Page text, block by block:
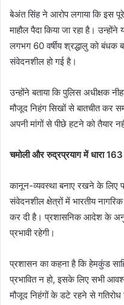
बेअंत सिंह ने आरोप लगाया कि इस
माहौल पैदा किया जा रहा है। उन्होंने
लगभग 60 वर्षीय श्रद्धालु को बंधक
संवेदनशील हो गई है।
उन्होंने बताया कि पुलिस अधीक्षक
मौजूद निहंग सिखों से बातचीत कर
अपनी मांगों से पीछे हटने को तैयार
चमोली और रुद्रप्रयाग में धारा
कानून-व्यवस्था बनाए रखने के लिए
संवेदनशील क्षेत्रों में भारतीय
कर दी है। प्रशासनिक आदेश के
प्रभावी रहेगी।
प्रशासन का कहना है कि हेमकुंड
प्रभावित न हो, इसके लिए सभी
मौजूद निहंगों के डटे रहने से